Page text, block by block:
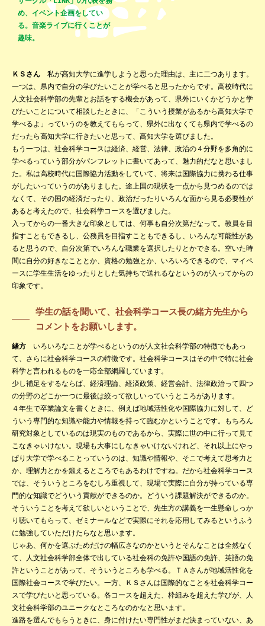
め、イベント企画をしてい
る。音楽ライブに行くことが
趣味。
ＫＳさん 私が高知大学に進学しようと思った理由は、主に二つあります。
一つは、県内で自分の学びたいことが学べると思ったからです。高校時代に
人文社会科学部の先輩とお話をする機会があって、県外にいくかどうかと学
びたいことについて相談したときに、「こういう授業があるから高知大学で
学べるよ」っていうのを教えてもらって、県外に出なくても県内で学べるの
だったら高知大学に行きたいと思って、高知大学を選びました。
もう一つは、社会科学コースは経済、経営、法律、政治の４分野を多角的に
学べるっていう部分がパンフレットに書いてあって、魅力的だなと思いまし
た。私は高校時代に国際協力活動をしていて、将来は国際協力に携わる仕事
がしたいっていうのがありました。途上国の現状を一点から見つめるのでは
なくて、その国の経済だったり、政治だったりいろんな面から見る必要性が
あると考えたので、社会科学コースを選びました。
入ってからの一番大きな印象としては、何事も自分次第だなって。教員を目
指すこともできるし、公務員を目指すこともできるし、いろんな可能性があ
ると思うので、自分次第でいろんな職業を選択したりとかできる。空いた時
間に自分の好きなこととか、資格の勉強とか、いろいろできるので、マイペ
ースに学生生活をゆったりとした気持ちで送れるなというのが入ってからの
印象です。
学生の話を聞いて、社会科学コース長の緒方先生から
コメントをお願いします。
緒方 いろいろなことが学べるというのが人文社会科学部の特徴でもあっ
て、さらに社会科学コースの特徴です。社会科学コースはその中で特に社会
科学と言われるものを一応全部網羅しています。
少し補足をするならば、経済理論、経済政策、経営会計、法律政治って四つ
の分野のどこか一つに最後は絞って欲しいっていうところがあります。
４年生で卒業論文を書くときに、例えば地域活性化や国際協力に対して、ど
ういう専門的な知識や能力や情報を持って臨むかということです。もちろん
研究対象としているのは現実のものであるから、実際に世の中に行って見て
こなきゃいけない。現場も大事にしなきゃいけないけれど、それ以上にやっ
ぱり大学で学べることっていうのは、知識や情報や、そこで考えて思考力と
か、理解力とかを鍛えるところでもあるわけですね。だから社会科学コース
では、そういうところをむしろ重視して、現場で実際に自分が持っている専
門的な知識でどういう貢献ができるのか。どういう課題解決ができるのか。
そういうことを考えて欲しいということで、先生方の講義を一生懸命しっか
り聴いてもらって、ゼミナールなどで実際にそれを応用してみるというふう
に勉強していただけたらなと思います。
じゃあ、何かを選ぶためだけの幅広さなのかというとそんなことは全然なく
て、人文社会科学部全体で出している社会科の免許や国語の免許、英語の免
許ということがあって、そういうところも学べる。ＴＡさんが地域活性化を
国際社会コースで学びたい。一方、ＫＳさんは国際的なことを社会科学コー
スで学びたいと思っている。各コースを超えた、枠組みを超えた学びが、人
文社会科学部のユニークなところなのかなと思います。
進路を選んでもらうときに、身に付けたい専門性がまだ決まっていない、あ